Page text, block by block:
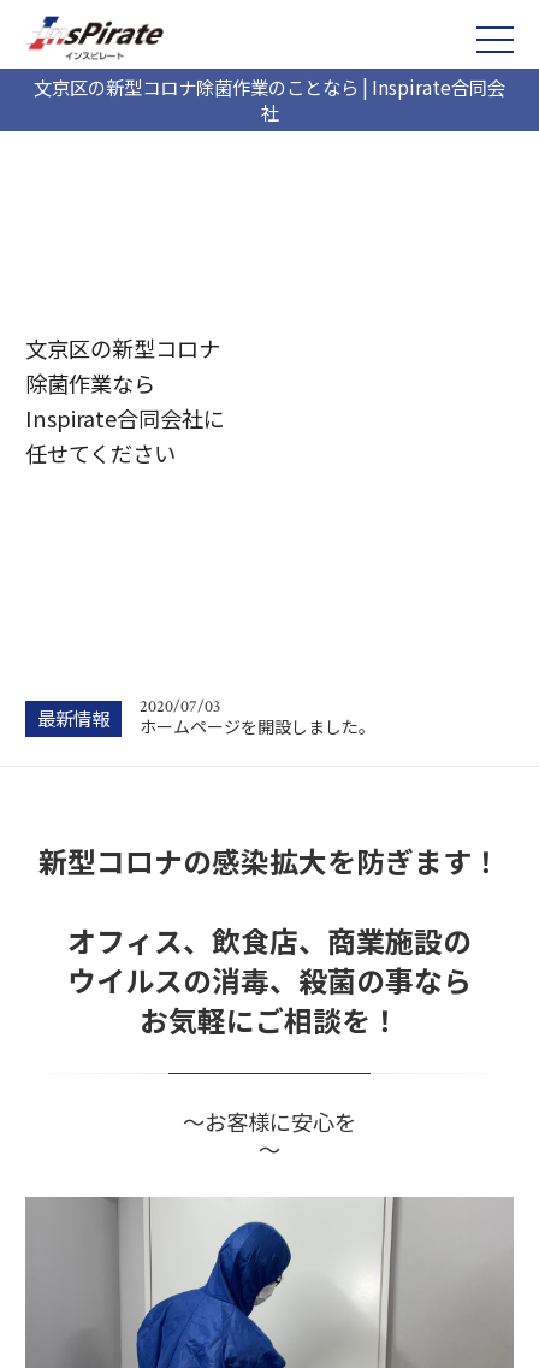
文京区の新型コロナ除菌作業のことなら | Inspirate合同会
社
文京区の新型コロナ
除菌作業なら
Inspirate合同会社に
任せてください
最新情報 2020/07/03
ホームページを開設しました。
新型コロナの感染拡大を防ぎます！
オフィス、飲食店、商業施設の
ウイルスの消毒、殺菌の事なら
お気軽にご相談を！
〜お客様に安心を
〜